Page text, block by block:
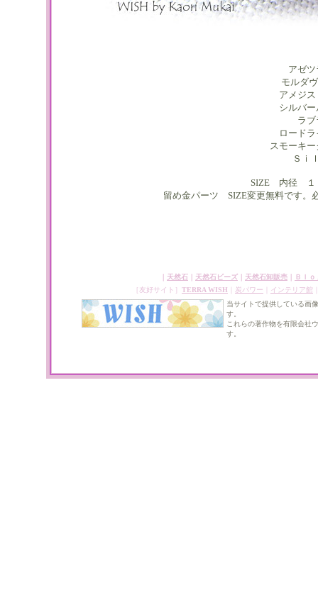
アゼ
モルダ
アメジ
シルバ
ラ
ロード
スモーキ
Ｓｉ
SIZE 内径 １
留め金パーツ SIZE変更無料です。
天然石 天然石ビーズ 天然石卸販売
Ｂｌｏ
［友好サイト］ TERRA WISH 炭パワー インテリア館
当サイトで提供している画
す。
これらの著作物を有限会社
す。